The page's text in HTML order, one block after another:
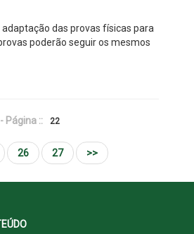
das provas físicas para
poderão seguir os mesmos
Página :: 22
26 27 >>